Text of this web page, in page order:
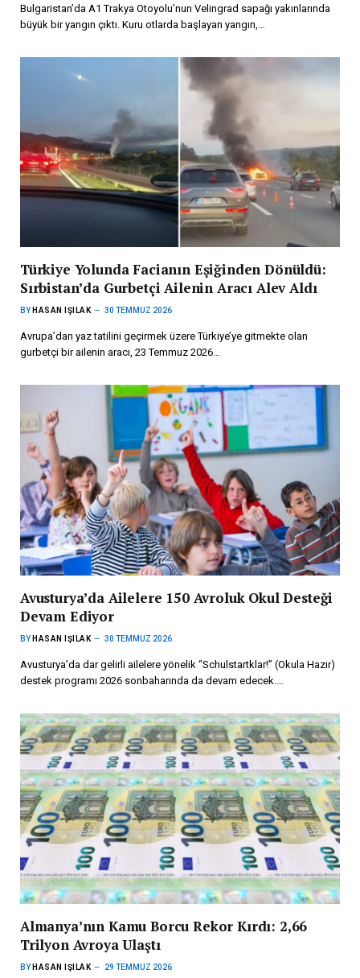
Bulgaristan’da A1 Trakya Otoyolu’nun Velingrad sapağı yakınlarında
büyük bir yangın çıktı. Kuru otlarda başlayan yangın,…
Türkiye Yolunda Facianın Eşiğinden Dönüldü:
Sırbistan’da Gurbetçi Ailenin Aracı Alev Aldı
BY HASAN IŞILAK 30 TEMMUZ 2026
Avrupa’dan yaz tatilini geçirmek üzere Türkiye’ye gitmekte olan
gurbetçi bir ailenin aracı, 23 Temmuz 2026…
Avusturya’da Ailelere 150 Avroluk Okul Desteği
Devam Ediyor
BY HASAN IŞILAK 30 TEMMUZ 2026
Avusturya’da dar gelirli ailelere yönelik “Schulstartklar!” (Okula Hazır)
destek programı 2026 sonbaharında da devam edecek.…
Almanya’nın Kamu Borcu Rekor Kırdı: 2,66
Trilyon Avroya Ulaştı
BY HASAN IŞILAK 29 TEMMUZ 2026